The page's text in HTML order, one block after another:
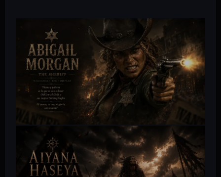
WILD WEST GIRLS
SHERIFF ABIGAIL
5 poses · Dioramas · Companion Tony
VER PERSONAJE →